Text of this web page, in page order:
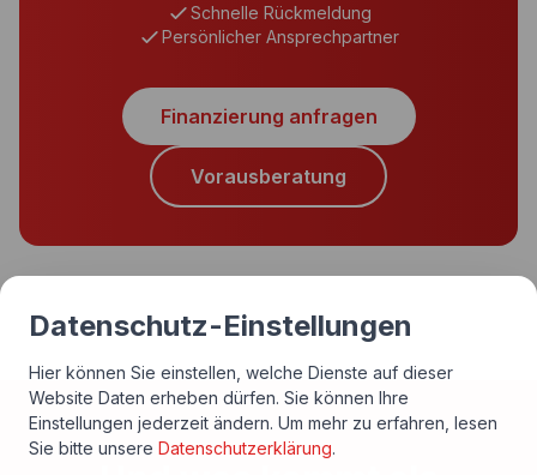
Schnelle Rückmeldung
Persönlicher Ansprechpartner
Finanzierung anfragen
Vorausberatung
Datenschutz-Einstellungen
Hier können Sie einstellen, welche Dienste auf dieser
Website Daten erheben dürfen. Sie können Ihre
Einstellungen jederzeit ändern. Um mehr zu erfahren, lesen
Sie bitte unsere Datenschutzerklärung.